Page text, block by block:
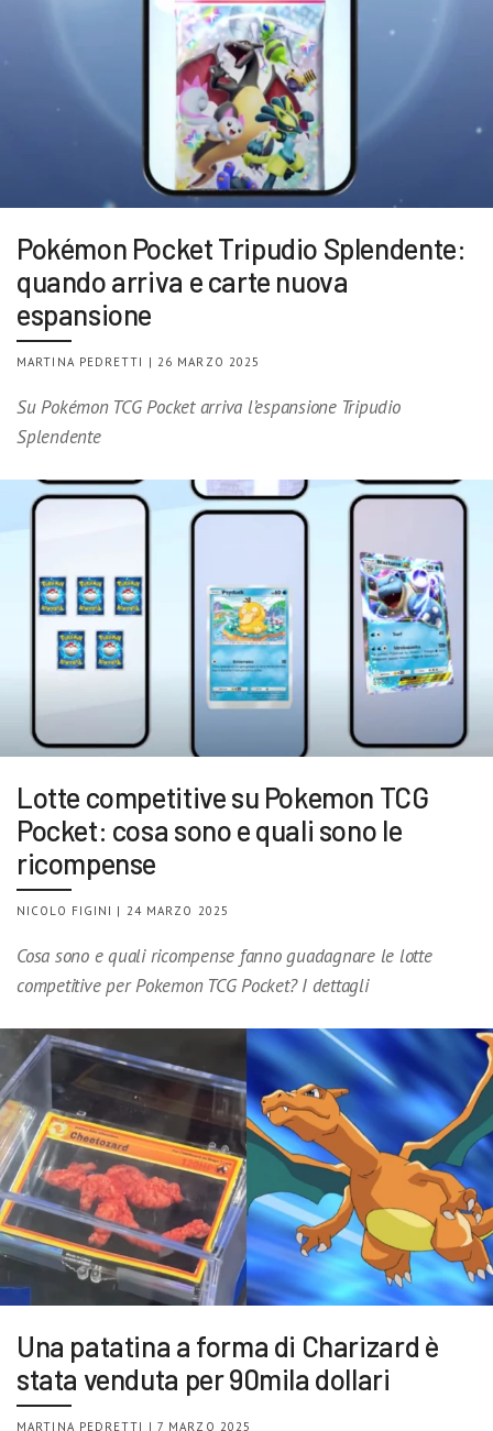
Pokémon Pocket Tripudio Splendente:
quando arriva e carte nuova
espansione
MARTINA PEDRETTI | 26 MARZO 2025
Su Pokémon TCG Pocket arriva l’espansione Tripudio
Splendente
Lotte competitive su Pokemon TCG
Pocket: cosa sono e quali sono le
ricompense
NICOLO FIGINI | 24 MARZO 2025
Cosa sono e quali ricompense fanno guadagnare le lotte
competitive per Pokemon TCG Pocket? I dettagli
Una patatina a forma di Charizard è
stata venduta per 90mila dollari
MARTINA PEDRETTI | 7 MARZO 2025